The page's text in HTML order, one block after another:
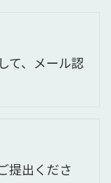
て、メール認
提出くださ